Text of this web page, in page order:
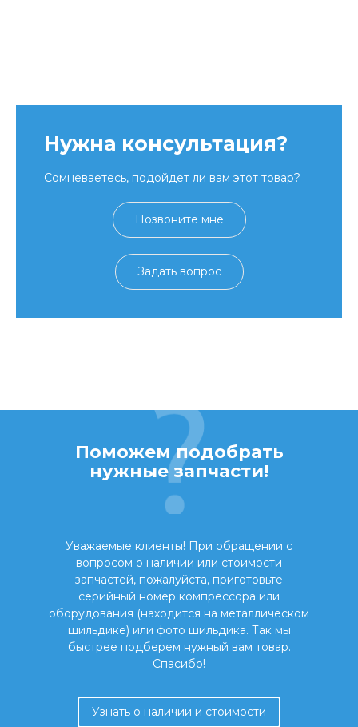
Нужна консультация?
Сомневаетесь, подойдет ли вам этот товар?
Позвоните мне
Задать вопрос
Поможем подобрать
нужные запчасти!
Уважаемые клиенты! При обращении с
вопросом о наличии или стоимости
запчастей, пожалуйста, приготовьте
серийный номер компрессора или
оборудования (находится на металлическом
шильдике) или фото шильдика. Так мы
быстрее подберем нужный вам товар.
Спасибо!
Узнать о наличии и стоимости